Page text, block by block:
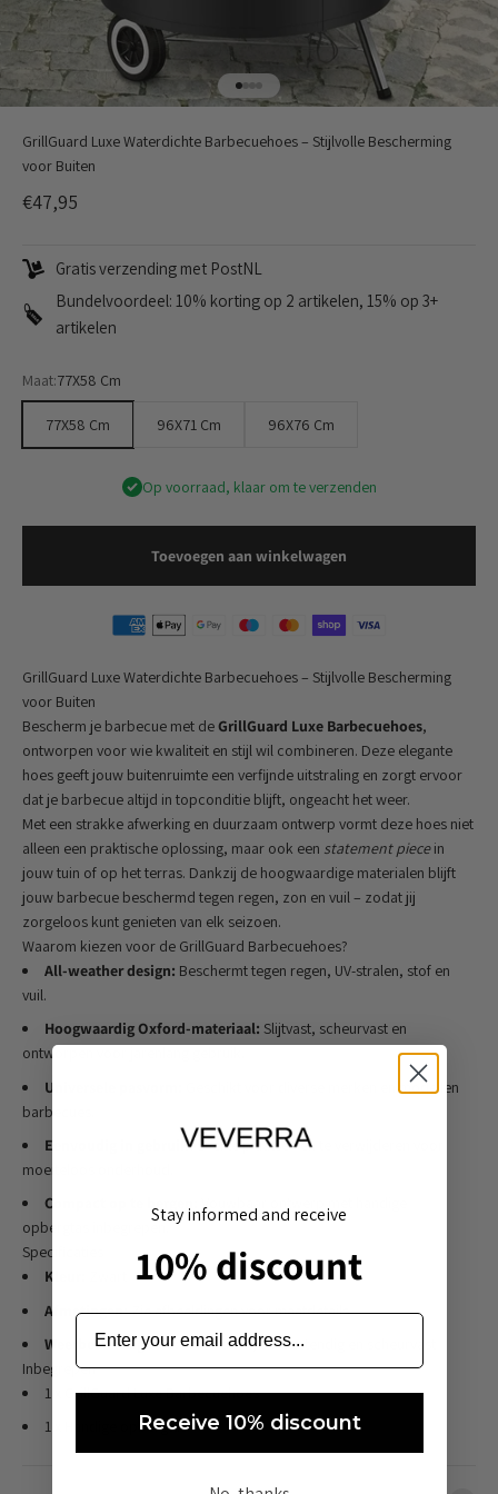
Naar artikel 1
Naar artikel 2
Naar artikel 3
Naar artikel 4
GrillGuard Luxe Waterdichte Barbecuehoes – Stijlvolle Bescherming
voor Buiten
Aanbiedingsprijs
€47,95
Gratis verzending met PostNL
Bundelvoordeel: 10% korting op 2 artikelen, 15% op 3+
artikelen
Maat:77X58 Cm
77X58 Cm 96X71 Cm 96X76 Cm
Op voorraad, klaar om te verzenden
Toevoegen aan winkelwagen
GrillGuard Luxe Waterdichte Barbecuehoes – Stijlvolle Bescherming
voor Buiten
Bescherm je barbecue met deGrillGuard Luxe Barbecuehoes,
ontworpen voor wie kwaliteit en stijl wil combineren. Deze elegante
hoes geeft jouw buitenruimte een verfijnde uitstraling en zorgt ervoor
dat je barbecue altijd in topconditie blijft, ongeacht het weer.
Met een strakke afwerking en duurzaam ontwerp vormt deze hoes niet
alleen een praktische oplossing, maar ook een statement piecein
jouw tuin of op het terras. Dankzij de hoogwaardige materialen blijft
jouw barbecue beschermd tegen regen, zon en vuil – zodat jij
zorgeloos kunt genieten van elk seizoen.
Waarom kiezen voor de GrillGuard Barbecuehoes?
All-weather design: Beschermt tegen regen, UV-stralen, stof en
vuil.
Hoogwaardig Oxford-materiaal: Slijtvast, scheurvast en
ontworpen voor jarenlang gebruik.
Universele pasvorm:
Geschikt voor diverse merken en modellen
barbecues.
Eenvoudig in gebruik:Snel te plaatsen en te verwijderen voor
moeiteloos onderhoud.
Compact op te bergen:
Vouwbaar ontwerp met handige
opbergtas inbegrepen.
Specificaties
Kleur:
Afmetingen:Zie afbeeldingen voor maatdetails
Weerbestendigheid: Waterdicht, UV-bestendig en scheurvast
Inbegrepen
1 x GrillGuard Luxe Barbecuehoes
1 x Handige opbergtas
Stay informed and receive
10% discount
Receive 10% discount